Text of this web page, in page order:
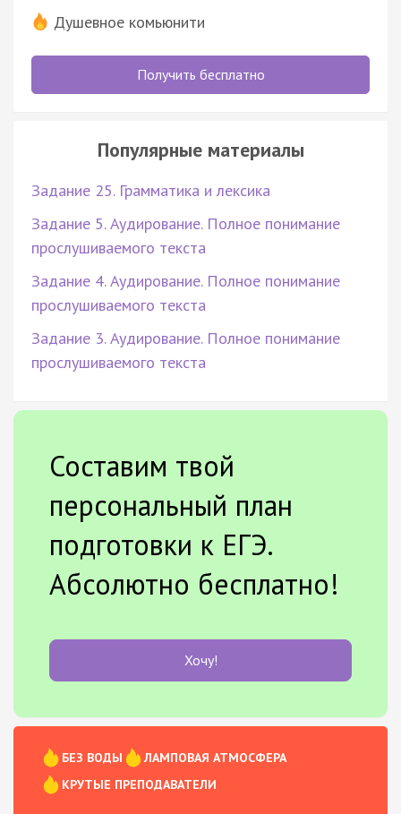
Душевное комьюнити
Получить бесплатно
Популярные материалы
Задание 25. Грамматика и лексика
Задание 5. Аудирование. Полное понимание
прослушиваемого текста
Задание 4. Аудирование. Полное понимание
прослушиваемого текста
Задание 3. Аудирование. Полное понимание
прослушиваемого текста
Составим твой
персональный план
подготовки к ЕГЭ.
Абсолютно бесплатно!
Хочу!
БЕЗ ВОДЫ
ЛАМПОВАЯ АТМОСФЕРА
КРУТЫЕ ПРЕПОДАВАТЕЛИ